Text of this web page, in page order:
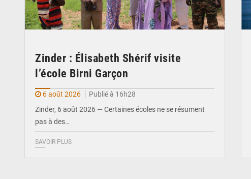
Zinder : Élisabeth Shérif visite
l’école Birni Garçon
6 août 2026
Publié à 16h28
Zinder, 6 août 2026 — Certaines écoles ne se résument
pas à des…
SAVOIR PLUS